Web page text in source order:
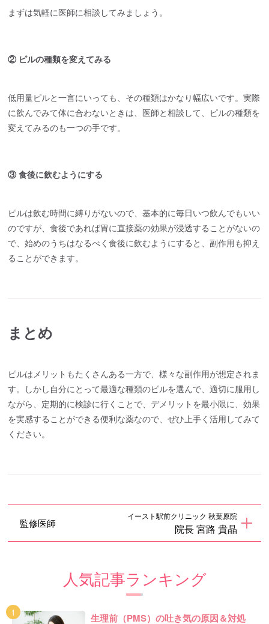
まずは気軽に医師に相談してみましょう。
② ピルの種類を変えてみる
低用量ピルと一言にいっても、その種類はかなり幅広いです。実際
に飲んでみて体に合わないときは、医師と相談して、ピルの種類を
変えてみるのも一つの手です。
③ 食後に飲むようにする
ピルは飲む時間に縛りがないので、基本的に毎日いつ飲んでもいい
のですが、食後であれば胃に直接薬の効果が浸透することがないの
で、始めのうちはなるべく食後に飲むようにすると、副作用も抑え
ることができます。
まとめ
ピルはメリットもたくさんある一方で、様々な副作用が想定されま
す。しかし自分にとって最適な種類のピルを選んで、適切に服用し
ながら、定期的に検診に行くことで、デメリットを最小限に、効果
を実感することができる便利な薬なので、ぜひ上手く活用してみて
ください。
監修医師
イースト駅前クリニック 秋葉原院
院長 宮路 貴晶
人気記事ランキング
生理前（PMS）の吐き気の原因＆対処